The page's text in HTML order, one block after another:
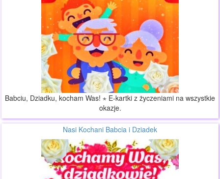
Babciu, Dziadku, kocham Was! ⋆ E-kartki z życzeniami na wszystkie
okazje.
Nasi Kochani Babcia i Dziadek